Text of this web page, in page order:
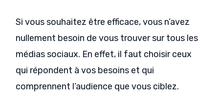
Si vous souhaitez être efficace, vous n’avez
nullement besoin de vous trouver sur tous les
médias sociaux. En effet, il faut choisir ceux
qui répondent à vos besoins et qui
comprennent l’audience que vous ciblez.